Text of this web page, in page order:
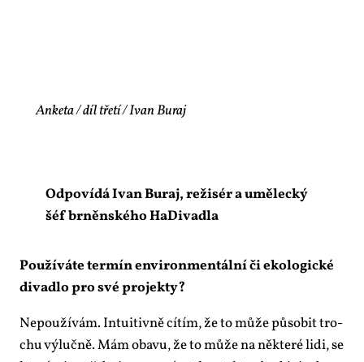
Anketa / díl třetí / Ivan Buraj
Od­po­ví­dá Ivan Bu­raj, re­ži­sér a umě­lec­ký
šéf br­něn­ské­ho Ha­Di­va­dla
Po­u­ží­vá­te ter­mín en­vi­ron­men­tál­ní či eko­lo­gic­ké
di­va­dlo pro své pro­jek­ty?
Ne­po­u­ží­vám. In­tu­i­tiv­ně cí­tím, že to mů­že pů­so­bit tro­
chu vý­luč­ně. Mám oba­vu, že to mů­že na ně­kte­ré li­di, se